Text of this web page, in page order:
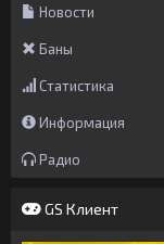
Новости
Баны
Статистика
Информация
Радио
GS Клиент